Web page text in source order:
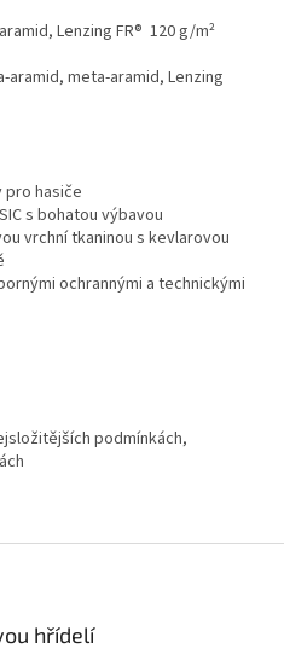
Lenzing FR® 120 g/m²
meta-aramid, Lenzing
hasiče
s bohatou výbavou
vrchní tkaninou s kevlarovou
ochrannými a technickými
podmínkách,
hřídelí